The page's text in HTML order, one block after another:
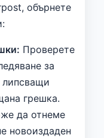
обърнете
Проверете
за
липсващи
грешка.
да отнеме
новоиздаден